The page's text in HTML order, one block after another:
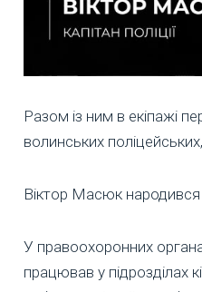
Разом із ним в екіпажі
волинських
Віктор Масюк народився
У правоохоронних
працював у підрозділах